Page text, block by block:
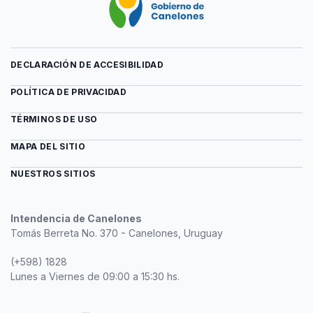
Intendencia de Canelones
Tomás Berreta No. 370 - Canelones, Uruguay
(+598) 1828
Lunes a Viernes de 09:00 a 15:30 hs.
DECLARACIÓN DE ACCESIBILIDAD
POLÍTICA DE PRIVACIDAD
TÉRMINOS DE USO
MAPA DEL SITIO
NUESTROS SITIOS